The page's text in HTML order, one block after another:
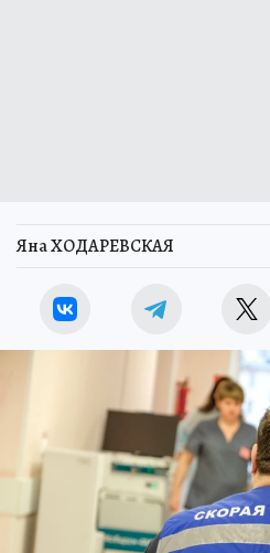
Яна ХОДАРЕВСКАЯ